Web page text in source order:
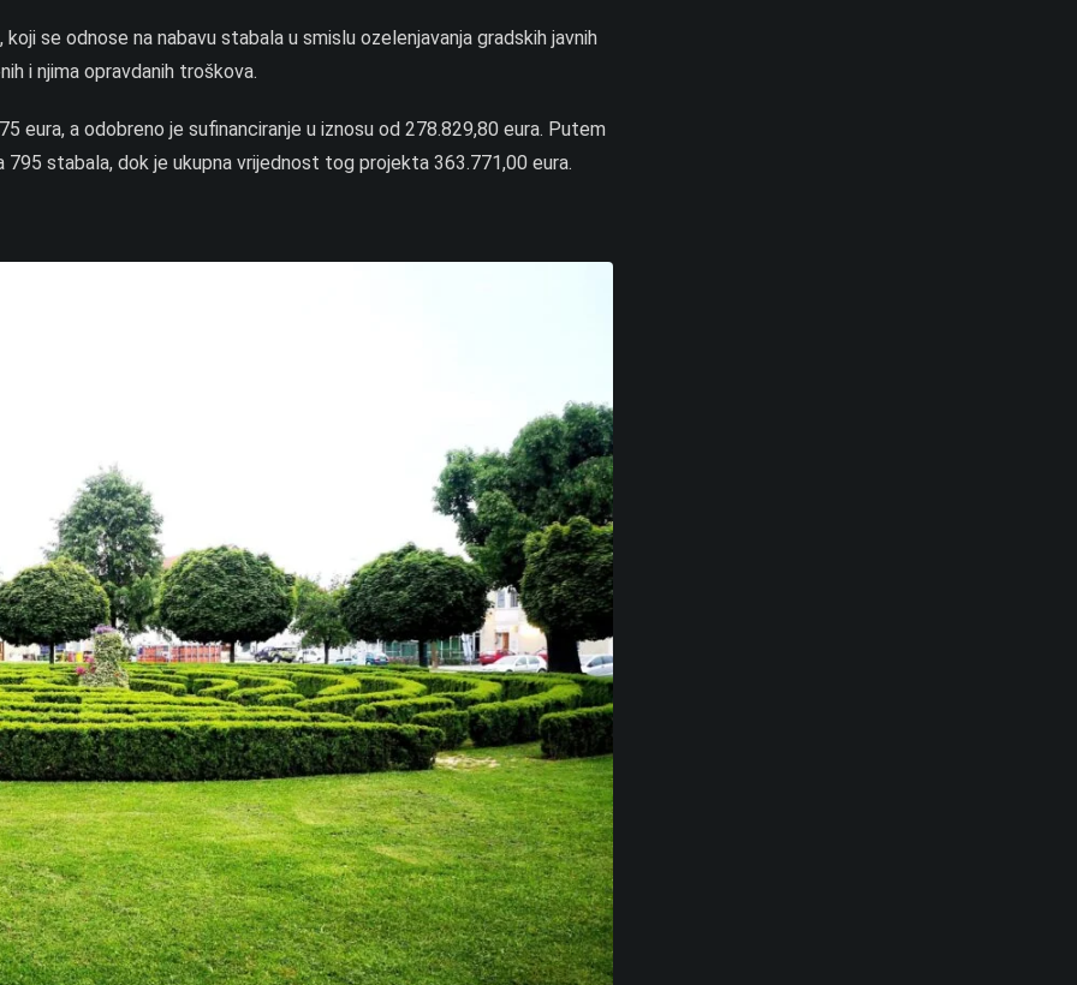
se odnose na nabavu stabala u smislu ozelenjavanja gradskih javnih
i njima opravdanih troškova.
eura, a odobreno je sufinanciranje u iznosu od 278.829,80 eura. Putem
stabala, dok je ukupna vrijednost tog projekta 363.771,00 eura.